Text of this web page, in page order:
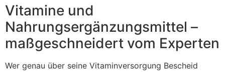
Vitamine und
Nahrungsergänzungsmittel –
maßgeschneidert vom Experten
Wer genau über seine Vitaminversorgung Bescheid